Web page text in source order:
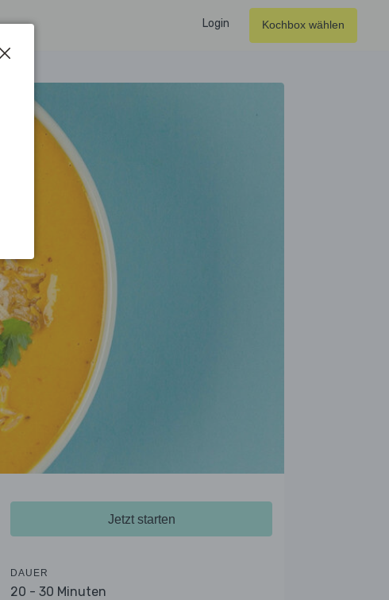
Login Kochbox wählen
Jetzt starten
DAUER
20 - 30 Minuten